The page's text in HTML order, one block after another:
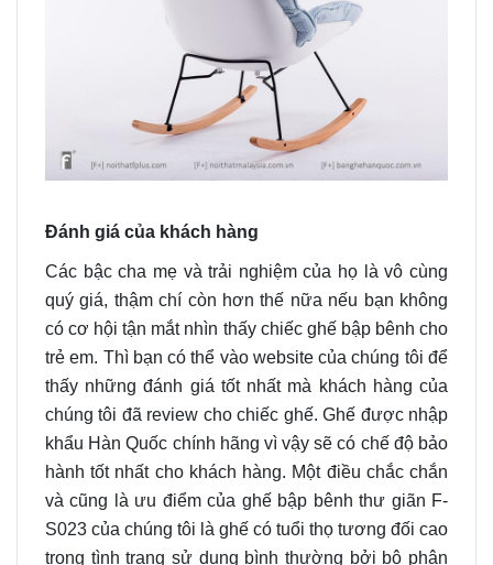
Đánh giá của khách hàng
Các bậc cha mẹ và trải nghiệm của họ là vô cùng
quý giá, thậm chí còn hơn thế nữa nếu bạn không
có cơ hội tận mắt nhìn thấy chiếc ghế bập bênh cho
trẻ em. Thì bạn có thể vào website của chúng tôi để
thấy những đánh giá tốt nhất mà khách hàng của
chúng tôi đã review cho chiếc ghế. Ghế được nhập
khẩu Hàn Quốc chính hãng vì vậy sẽ có chế độ bảo
hành tốt nhất cho khách hàng. Một điều chắc chắn
và cũng là ưu điểm của ghế bập bênh thư giãn F-
S023 của chúng tôi là ghế có tuổi thọ tương đối cao
trong tình trạng sử dụng bình thường bởi bộ phận